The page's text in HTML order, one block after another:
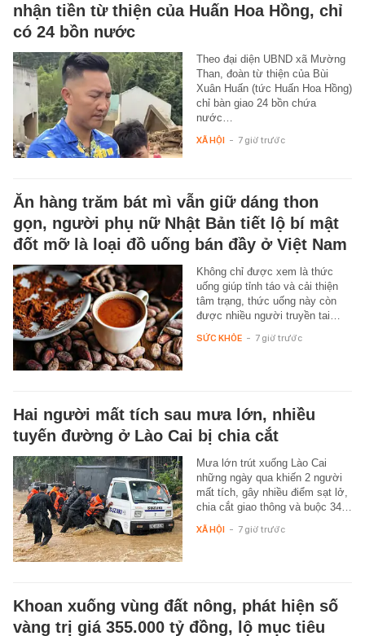
nhận tiền từ thiện của Huấn Hoa Hồng, chỉ
có 24 bồn nước
Theo đại diện UBND xã Mường
Than, đoàn từ thiện của Bùi
Xuân Huấn (tức Huấn Hoa Hồng)
chỉ bàn giao 24 bồn chứa
nước…
XÃ HỘI - 7 giờ trước
Ăn hàng trăm bát mì vẫn giữ dáng thon
gọn, người phụ nữ Nhật Bản tiết lộ bí mật
đốt mỡ là loại đồ uống bán đầy ở Việt Nam
Không chỉ được xem là thức
uống giúp tỉnh táo và cải thiện
tâm trạng, thức uống này còn
được nhiều người truyền tai…
SỨC KHỎE - 7 giờ trước
Hai người mất tích sau mưa lớn, nhiều
tuyến đường ở Lào Cai bị chia cắt
Mưa lớn trút xuống Lào Cai
những ngày qua khiến 2 người
mất tích, gây nhiều điểm sạt lở,
chia cắt giao thông và buộc 34…
XÃ HỘI - 7 giờ trước
Khoan xuống vùng đất nông, phát hiện số
vàng trị giá 355.000 tỷ đồng, lộ mục tiêu